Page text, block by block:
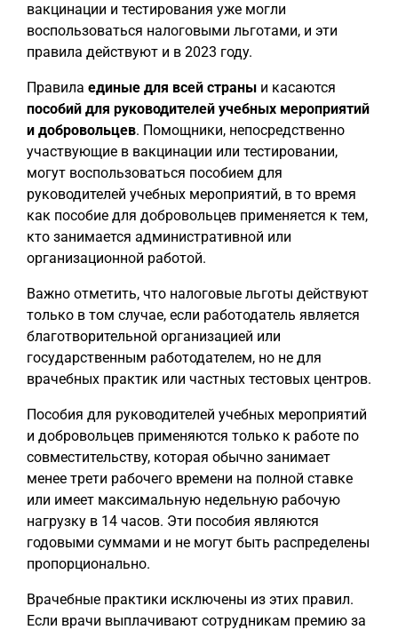
вакцинации и тестирования уже могли
воспользоваться налоговыми льготами, и эти
правила действуют и в 2023 году.
Правила единые для всей страны и касаются
пособий для руководителей учебных мероприятий
и добровольцев. Помощники, непосредственно
участвующие в вакцинации или тестировании,
могут воспользоваться пособием для
руководителей учебных мероприятий, в то время
как пособие для добровольцев применяется к тем,
кто занимается административной или
организационной работой.
Важно отметить, что налоговые льготы действуют
только в том случае, если работодатель является
благотворительной организацией или
государственным работодателем, но не для
врачебных практик или частных тестовых центров.
Пособия для руководителей учебных мероприятий
и добровольцев применяются только к работе по
совместительству, которая обычно занимает
менее трети рабочего времени на полной ставке
или имеет максимальную недельную рабочую
нагрузку в 14 часов. Эти пособия являются
годовыми суммами и не могут быть распределены
пропорционально.
Врачебные практики исключены из этих правил.
Если врачи выплачивают сотрудникам премию за